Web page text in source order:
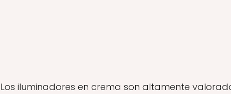
Los iluminadores en crema son altamente